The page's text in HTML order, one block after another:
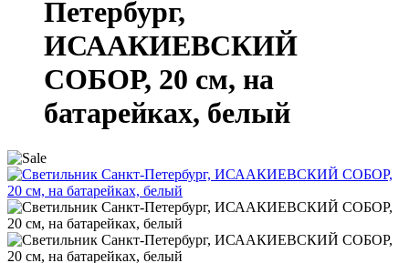
Петербург,
ИСААКИЕВСКИЙ
СОБОР, 20 см, на
батарейках, белый